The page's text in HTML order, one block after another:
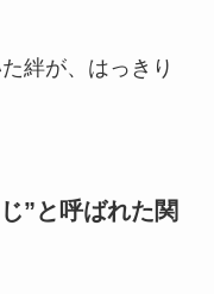
絆が、はっきり
”と呼ばれた関